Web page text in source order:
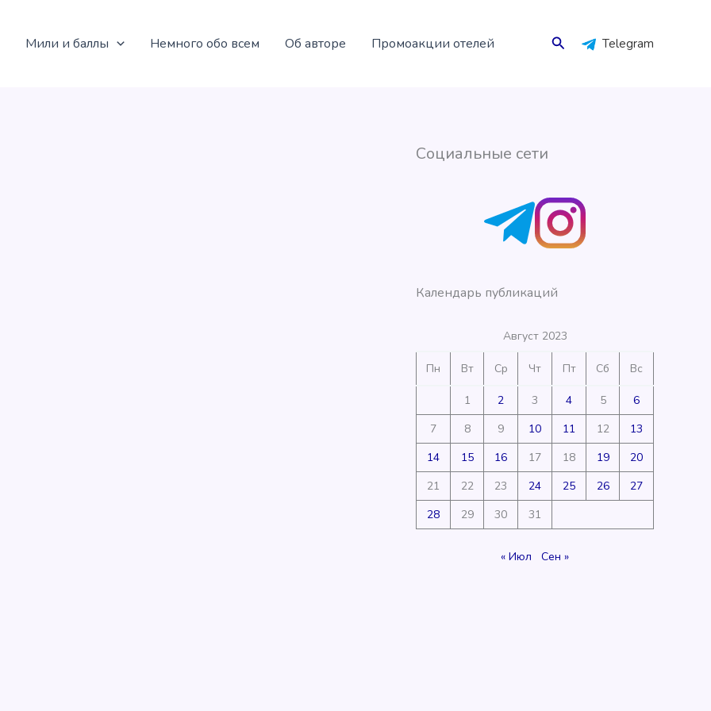
Мили и баллы Немного обо всем Об авторе Промоакции отелей Поиск Telegram
Социальные сети
Календарь публикаций
Август 2023
Пн Вт Ср Чт Пт Сб Вс
1 2 3 4 5
6
7
8 9 10 11 12
13
14
15 16 17 18 19
20
21
22 23 24 25 26
27
28
29 30 31
« Июл Сен »